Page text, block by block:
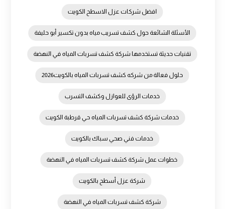
افضل شركات عزل الاسطح الكويت
الأسئلة الشائعة حول كشف تسريب مياه بدون تكسير أبو حليفة
تقنيات حديثة تستخدمها شركة كشف تسربات المياه في النهضة
حلول فعالة من شركه كشف تسربات المياه بالكويت2026
خدمات الرؤى للعوازل وكشف التسرب
خدمات شركة كشف تسربات المياه حي قرطبة الكويت
خدمات فني صحي سباك بالكويت
خطوات عمل شركة كشف تسربات المياه في النهضة
شركة عزل أسطح بالكويت
شركة كشف تسربات المياه في النهضة